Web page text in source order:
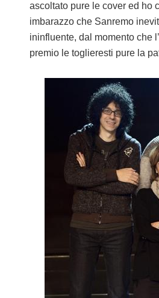
ascoltato pure le cover ed ho
imbarazzo che Sanremo
ininfluente, dal momento che
premio le toglieresti pure la